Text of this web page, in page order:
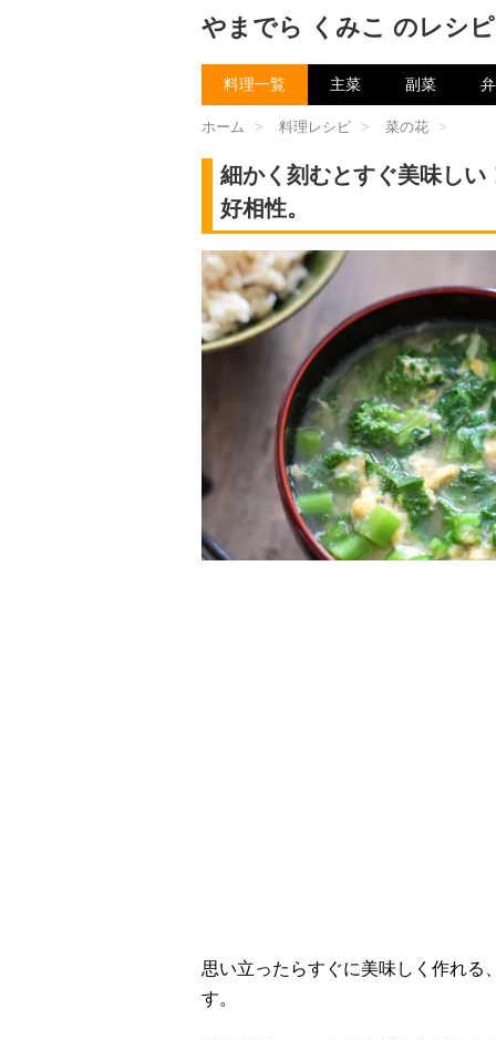
やまでら くみこ のレシピ
料理一覧 主菜 副菜
ホーム > 料理レシピ > 菜の花 >
細かく刻むとすぐ美味し
好相性。
思い立ったらすぐに美味しく作れる
す。